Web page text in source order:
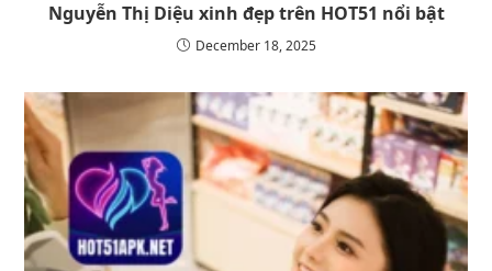
Nguyễn Thị Diệu xinh đẹp trên HOT51 nổi bật
December 18, 2025